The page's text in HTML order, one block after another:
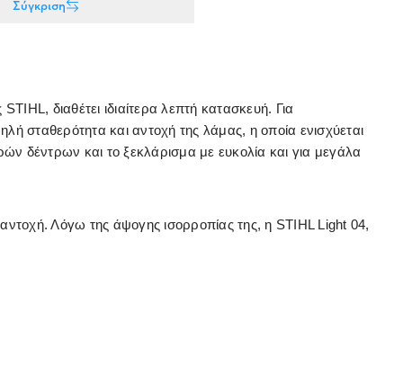
Σύγκριση
διαθέτει ιδιαίτερα λεπτή κατασκευή. Για
σταθερότητα και αντοχή της λάμας, η οποία ενισχύεται
δέντρων και το ξεκλάρισμα με ευκολία και για μεγάλα
Λόγω της άψογης ισορροπίας της, η STIHL Light 04,